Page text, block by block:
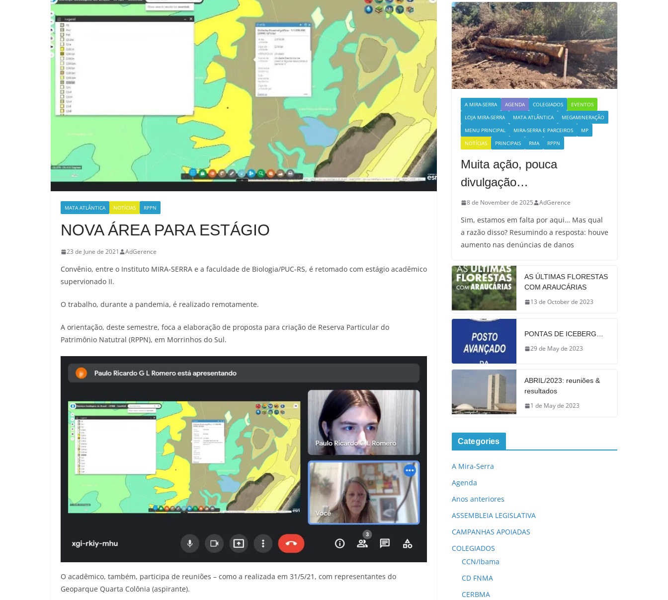
MATA ATLÂNTICA NOTÍCIAS RPPN
NOVA ÁREA PARA ESTÁGIO
23 de June de 2021 AdGerence
Convênio, entre o Instituto MIRA-SERRA e a faculdade de Biologia/PUC-RS, é retomado com estágio acadêmico
supervionado II.
O trabalho, durante a pandemia, é realizado remotamente.
A orientação, deste semestre, foca a elaboração de proposta para criação de Reserva Particular do
Patrimônio Natutral (RPPN), em Morrinhos do Sul.
O acadêmico, também, participa de reuniões – como a realizada em 31/5/21, com representantes do
Geoparque Quarta Colônia (aspirante).
A MIRA-SERRA AGENDA COLEGIADOS
EVENTOS
LOJA MIRA-SERRA
MATA ATLÂNTICA
MEGAMINERAÇÃO
MENU PRINCIPAL
MIRA-SERRA E PARCEIROS
MP
NOTÍCIAS
PRINCIPAIS RMA RPPN
Muita ação, pouca
divulgação…
8 de November de 2025 AdGerence
Sim, estamos em falta por aqui… Mas qual
a razão disso? Resumindo a resposta: houve
aumento nas denúncias de danos
AS ÚLTIMAS FLORESTAS
COM ARAUCÁRIAS
13 de October de 2023
PONTAS DE ICEBERG…
29 de May de 2023
ABRIL/2023: reuniões &
resultados
1 de May de 2023
Categories
A Mira-Serra
Agenda
Anos anteriores
ASSEMBLEIA LEGISLATIVA
CAMPANHAS APOIADAS
COLEGIADOS
CCN/Ibama
CD FNMA
CERBMA